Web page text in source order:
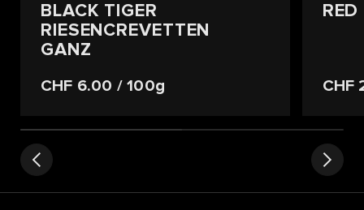
BLACK TIGER
RIESENCREVETTEN
GANZ
CHF 6.00 / 100g CHF